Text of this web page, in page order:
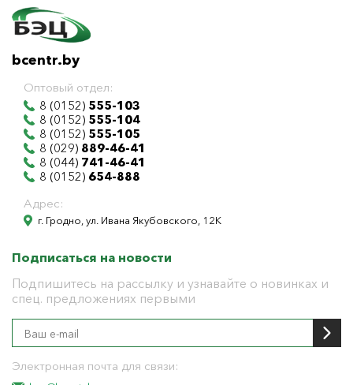
bcentr.by
Оптовый отдел:
8 (0152) 555-103
8 (0152) 555-104
8 (0152) 555-105
8 (029) 889-46-41
8 (044) 741-46-41
8 (0152) 654-888
Адрес:
г. Гродно, ул. Ивана Якубовского, 12К
Подписаться на новости
Подпишитесь на рассылку и узнавайте о новинках и
спец. предложениях первыми
Электронная почта для связи: